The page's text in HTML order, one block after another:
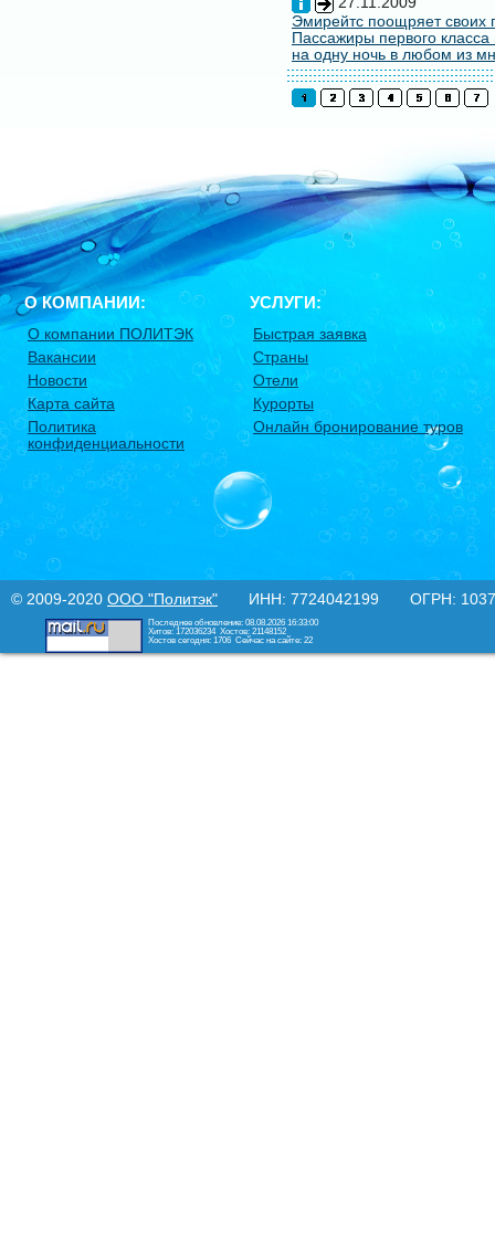
Эмирейтс поощряет своих
Пассажиры первого
на одну ночь в любом из
О КОМПАНИИ:
О компании ПОЛИТЭК
Вакансии
Новости
Карта сайта
Политика
конфиденциальности
УСЛУГИ:
Быстрая заявка
Страны
Отели
Курорты
Онлайн бронирование туров
© 2009-2020 ООО "Политэк" ИНН: 7724042199 ОГРН:
Последнее обновление: 08.08.2026 16:33:00
Хитов: 172036234 Хостов: 21148152
Хостов сегодня: 1706 Сейчас на сайте: 22